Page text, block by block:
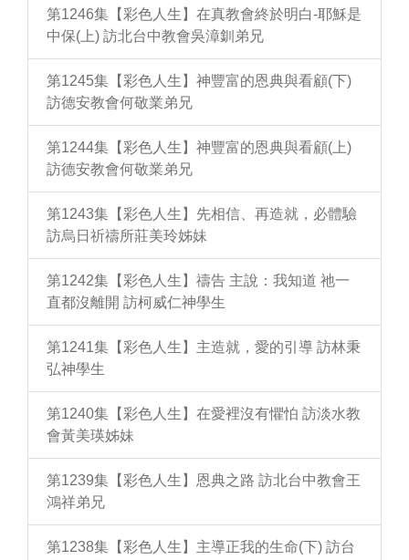
第1246集【彩色人生】在真教會終於明白-耶穌是
中保(上) 訪北台中教會吳漳釧弟兄
第1245集【彩色人生】神豐富的恩典與看顧(下)
訪德安教會何敬業弟兄
第1244集【彩色人生】神豐富的恩典與看顧(上)
訪德安教會何敬業弟兄
第1243集【彩色人生】先相信、再造就，必體驗
訪烏日祈禱所莊美玲姊妹
第1242集【彩色人生】禱告 主說：我知道 祂一
直都沒離開 訪柯威仁神學生
第1241集【彩色人生】主造就，愛的引導 訪林秉
弘神學生
第1240集【彩色人生】在愛裡沒有懼怕 訪淡水教
會黃美瑛姊妹
第1239集【彩色人生】恩典之路 訪北台中教會王
鴻祥弟兄
第1238集【彩色人生】主導正我的生命(下) 訪台